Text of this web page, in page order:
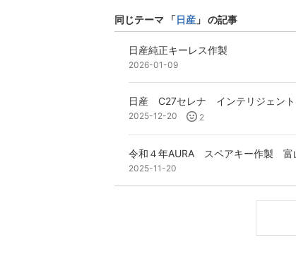
同じテーマ 「日産 」 の記事
日産純正キーレス作製
2026-01-09
日産 C27セレナ インテリジェン
2025-12-20 2
令和４年AURA スペアキー作製 富
2025-11-20